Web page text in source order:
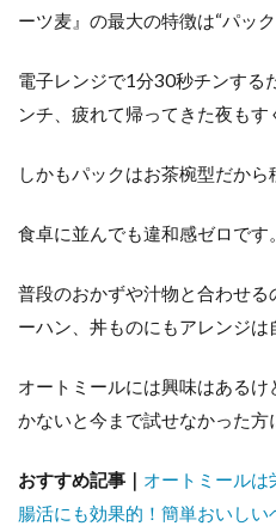
ーツ麦』の最大の特徴は“パッ
電子レンジで1分30秒チンする
ンチ、疲れて帰ってきた夜もす
しかもパックはお茶椀型だから
食卓に並んでも違和感ゼロです。
普段のおかずや汁物と合わせ
ーハン、丼ものにもアレンジは
オートミールには興味はある
かないと今まで試せなかった方
おすすめ記事｜ オートミールは
腸活にも効果的！簡単おいし